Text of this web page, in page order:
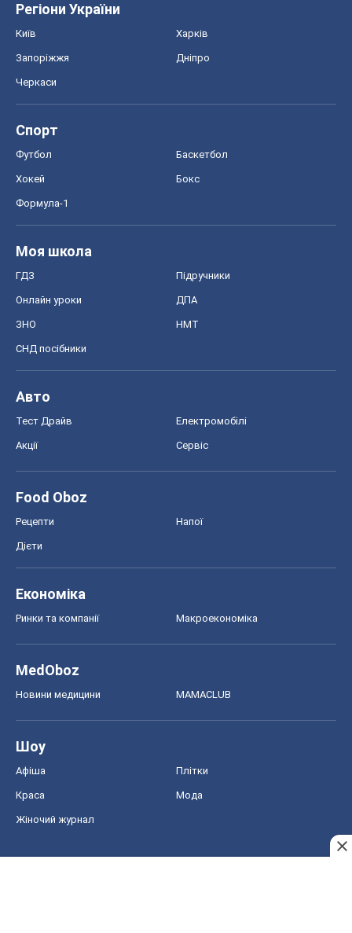
Регіони України
Київ Харків
Запоріжжя Дніпро
Черкаси
Спорт
Футбол Баскетбол
Хокей Бокс
Формула-1
Моя школа
ГДЗ Підручники
Онлайн уроки ДПА
ЗНО НМТ
СНД посібники
Авто
Тест Драйв Електромобілі
Акції Сервіс
Food Oboz
Рецепти Напої
Дієти
Економіка
Ринки та компанії Макроекономіка
MedOboz
Новини медицини MAMACLUB
Шоу
Афіша Плітки
Краса Мода
Жіночий журнал